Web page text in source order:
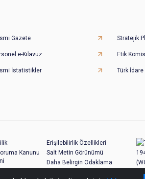
Gazete
e-Kılavuz
İstatistikler
Stratejik
Etik
Türk
Kanunu
Erişilebilirlik Özellikleri
Salt Metin Görünümü
Daha Belirgin Odaklama